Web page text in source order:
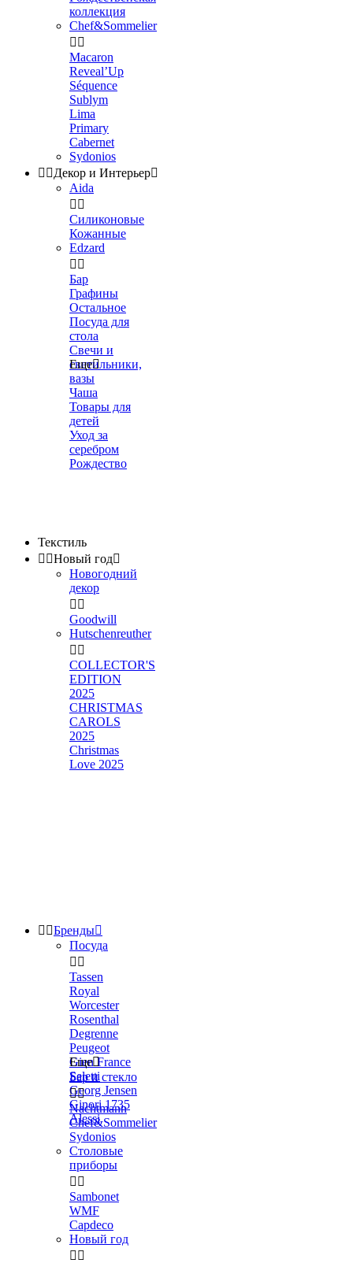
коллекция
Chef&Sommelier
 
Macaron
Reveal’Up
Séquence
Sublym
Lima
Primary
Cabernet
Sydonios
 Декор и Интерьер
Aida
 
Силиконовые
Кожанные
Edzard
 
Бар
Графины
Остальное
Посуда для
стола
Свечи и
светильники,
вазы
Чаша
Товары для
детей
Уход за
серебром
Рождество
Еще
Текстиль
 Новый год
Новогодний
декор
 
Goodwill
Hutschenreuther
 
COLLECTOR'S
EDITION
2025
CHRISTMAS
CAROLS
2025
Christmas
Love 2025
 Бренды
Посуда
 
Tassen
Royal
Worcester
Rosenthal
Degrenne
Peugeot
Gien France
Seletti
Georg Jensen
Ginori 1735
Alessi
Еще
Бар и стекло

Nachtmann
Chef&Sommelier
Sydonios
Столовые
приборы
 
Sambonet
WMF
Capdeco
Новый год
 